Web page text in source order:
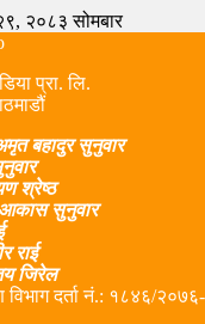
२०८३ सोमबार
प्रा. लि.
बहादुर सुनुवार
श्रेष्ठ
आकास सुनुवार
राई
जिरेल
दर्ता नं‌.: १८४६/